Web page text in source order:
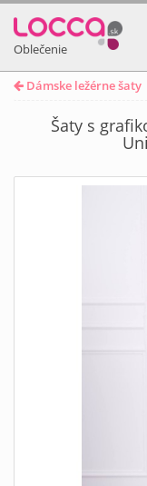
Oblečenie
Dámske ležérne šaty
Šaty s